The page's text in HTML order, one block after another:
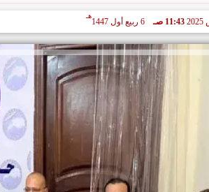
11:43 صـ 6 ربيع أول 1447
هـ